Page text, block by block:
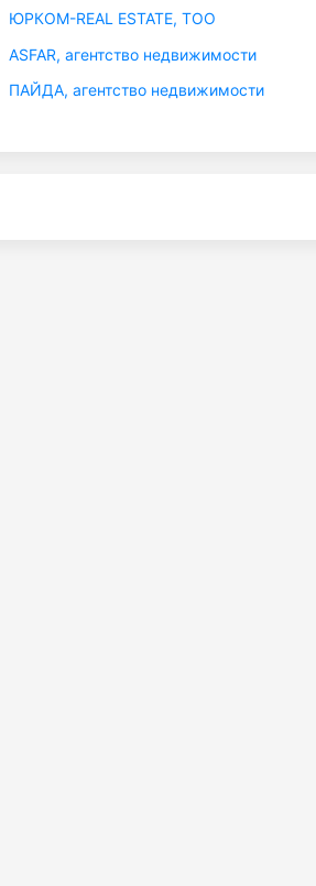
ЮРКОМ-REAL ESTATE, ТОО
ASFAR, агентство недвижимости
ПАЙДА, агентство недвижимости